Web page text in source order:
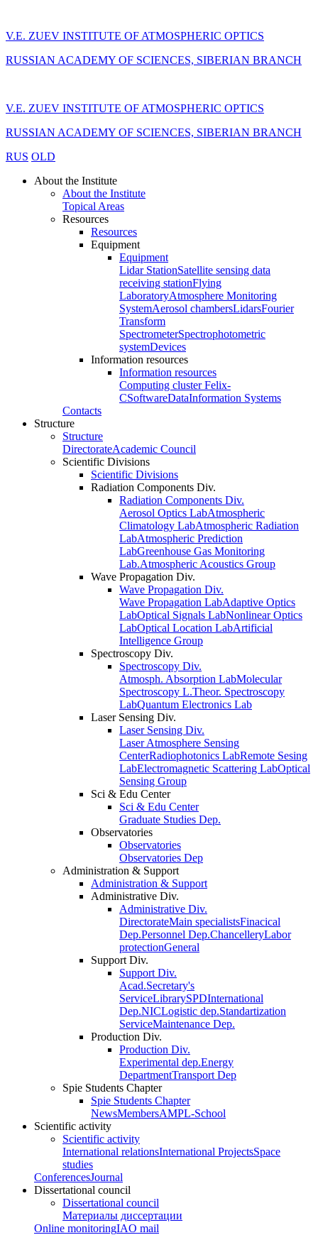
V.E. ZUEV INSTITUTE OF ATMOSPHERIC OPTICS
RUSSIAN ACADEMY OF SCIENCES, SIBERIAN BRANCH
V.E. ZUEV INSTITUTE OF ATMOSPHERIC OPTICS
RUSSIAN ACADEMY OF SCIENCES, SIBERIAN BRANCH
RUS OLD
About the Institute
About the Institute
Topical Areas
Resources
Resources
Equipment
Equipment
Lidar StationSatellite sensing data
receiving stationFlying
LaboratoryAtmosphere Monitoring
SystemAerosol chambersLidarsFourier
Transform
SpectrometerSpectrophotometric
systemDevices
Information resources
Information resources
Computing cluster Felix-
CSoftwareDataInformation Systems
Contacts
Structure
Structure
DirectorateAcademic Council
Scientific Divisions
Scientific Divisions
Radiation Components Div.
Radiation Components Div.
Aerosol Optics LabAtmospheric
Climatology LabAtmospheric Radiation
LabAtmospheric Prediction
LabGreenhouse Gas Monitoring
Lab.Atmospheric Acoustics Group
Wave Propagation Div.
Wave Propagation Div.
Wave Propagation LabAdaptive Optics
LabOptical Signals LabNonlinear Optics
LabOptical Location LabArtificial
Intelligence Group
Spectroscopy Div.
Spectroscopy Div.
Atmosph. Absorption LabMolecular
Spectroscopy L.Theor. Spectroscopy
LabQuantum Electronics Lab
Laser Sensing Div.
Laser Sensing Div.
Laser Atmosphere Sensing
CenterRadiophotonics LabRemote Sesing
LabElectromagnetic Scattering LabOptical
Sensing Group
Sci & Edu Center
Sci & Edu Center
Graduate Studies Dep.
Observatories
Observatories
Observatories Dep
Administration & Support
Administration & Support
Administrative Div.
Administrative Div.
DirectorateMain specialistsFinacical
Dep.Personnel Dep.ChancelleryLabor
protectionGeneral
Support Div.
Support Div.
Acad.Secretary's
ServiceLibrarySPDInternational
Dep.NICLogistic dep.Standartization
ServiceMaintenance Dep.
Production Div.
Production Div.
Experimental dep.Energy
DepartmentTransport Dep
Spie Students Chapter
Spie Students Chapter
NewsMembersAMPL-School
Scientific activity
Scientific activity
International relationsInternational ProjectsSpace
studies
ConferencesJournal
Dissertational council
Dissertational council
Материалы диссертации
Online monitoringIAO mail